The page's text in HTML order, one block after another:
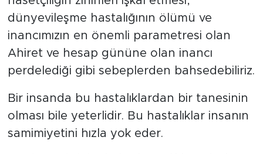
dünyevileşme hastalığının ölümü ve
inancımızın en önemli parametresi olan
Ahiret ve hesap gününe olan inancı
perdelediği gibi sebeplerden bahsedebiliriz.
Bir insanda bu hastalıklardan bir tanesinin
olması bile yeterlidir. Bu hastalıklar insanın
samimiyetini hızla yok eder.